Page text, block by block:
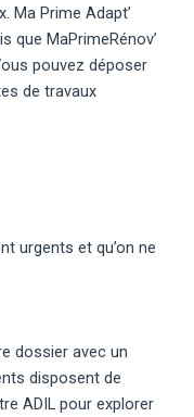
Ma Prime Adapt’
que MaPrimeRénov’
pouvez déposer
de travaux
urgents et qu’on ne
dossier avec un
disposent de
ADIL pour explorer